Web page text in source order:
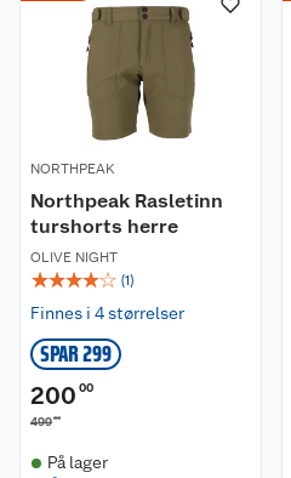
NORTHPEAK
Northpeak Rasletinn
turshorts herre
OLIVE NIGHT
☆☆☆☆☆ (1)
Finnes i 4 størrelser
SPAR 299
200 00
49900
På lager
Om oss
Nyheter
Våre merkevarer
Coop kjeder
Ledige stillinger
Bærekraft
Kontakt oss
Angre- og returrett
Ofte stilte spørsmål
Betalingsalternativer
Leveringsalternativer
Pakkesporing
Åpent kjøp
Coop medlem